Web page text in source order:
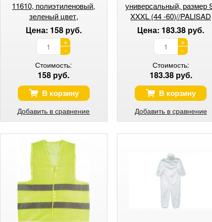
11610, полиэтиленовый,
зеленый цвет,
универсальный размер S-
XL
Цена: 158 руб.
+
-
Стоимость:
158 руб.
В корзину
Добавить в сравнение
универсальный, размер
XXXL (44 -60)//PALISAD
Camping
Цена: 183.38 руб.
+
-
Стоимость:
183.38 руб.
В корзину
Добавить в сравнение